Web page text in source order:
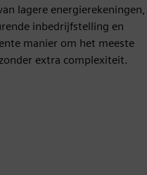
lagere energierekeningen,
inbedrijfstelling en
manier om het meeste
extra complexiteit.